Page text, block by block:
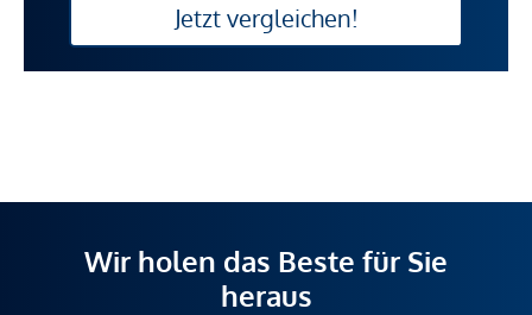
Jetzt vergleichen!
Wir holen das Beste für Sie
heraus